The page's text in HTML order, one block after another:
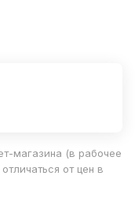
магазина (в рабочее
от цен в